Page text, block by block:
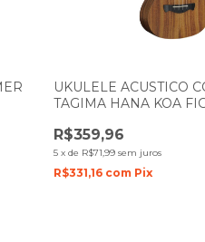
UKULELE ACUSTICO
TAGIMA HANA KOA
R$359,96
5 x de R$71,99 sem juros
R$331,16 com Pix